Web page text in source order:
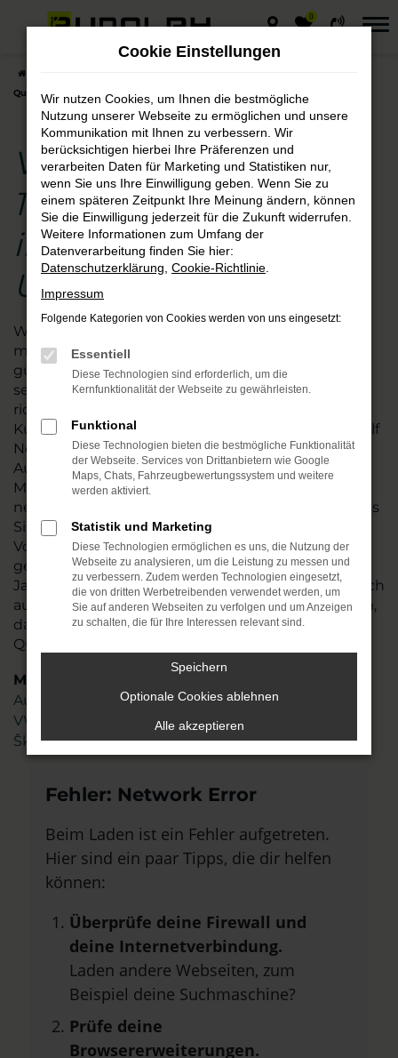
Zum
0
Qualität für Fahrten in Querfurt und Umgebung
VW Golf Neuwagen –
1a Qualität für Fahrten
in Querfurt und
Umgebung
Wer beim Autokauf auf der sicheren Seite sein
möchte, steigt in einen VW Golf Neuwagen zum
günstigen Preis. Wir vom Autohaus Rudolph sind
seit vielen Jahren auf diese Marke spezialisiert und
richten uns ausdrücklich auch an unsere
Kundschaft in Querfurt. Der Vorteil, den ein VW Golf
Neuwagen bietet, liegt in der individuellen
Ausstattung und der freien Auswahl hinsichtlich
Motorisierung, Lackierung und aller Extras. Wir
nennen es „Konfigurieren“ und meinen damit, dass
Sie exakt das Auto erhalten, das Ihren
Vorstellungen entspricht. Dabei beraten wir Sie
gern und bringen das Fachwissen aus mehr als 45
Jahren in der Automobilbranche ein. Freuen Sie sich
auf ein gut geschultes und hoch motiviertes Team,
das genau weiß, worauf es bei der Mobilität in
Querfurt ankommt
Marken
Audi
VW
Škoda
Fehler: Network Error
Beim Laden ist ein Fehler aufgetreten.
Hier sind ein paar Tipps, die dir helfen
können:
Überprüfe deine Firewall und
deine Internetverbindung.
Laden andere Webseiten, zum
Beispiel deine Suchmaschine?
Prüfe deine
Browsererweiterungen.
Cookie Einstellungen
Wir nutzen Cookies, um Ihnen die bestmögliche
Nutzung unserer Webseite zu ermöglichen und unsere
Kommunikation mit Ihnen zu verbessern. Wir
berücksichtigen hierbei Ihre Präferenzen und
verarbeiten Daten für Marketing und Statistiken nur,
wenn Sie uns Ihre Einwilligung geben. Wenn Sie zu
einem späteren Zeitpunkt Ihre Meinung ändern, können
Sie die Einwilligung jederzeit für die Zukunft widerrufen.
Weitere Informationen zum Umfang der
Datenverarbeitung finden Sie hier:
Datenschutzerklärung Cookie-Richtlinie
Impressum
Folgende Kategorien von Cookies werden von uns eingesetzt:
Essentiell
Diese Technologien sind erforderlich, um die
Kernfunktionalität der Webseite zu gewährleisten.
Funktional
Diese Technologien bieten die bestmögliche Funktionalität
der Webseite. Services von Drittanbietern wie Google
Maps, Chats, Fahrzeugbewertungssystem und weitere
werden aktiviert.
Statistik und Marketing
Diese Technologien ermöglichen es uns, die Nutzung der
Webseite zu analysieren, um die Leistung zu messen und
zu verbessern. Zudem werden Technologien eingesetzt,
die von dritten Werbetreibenden verwendet werden, um
Sie auf anderen Webseiten zu verfolgen und um Anzeigen
zu schalten, die für Ihre Interessen relevant sind.
Speichern
Optionale Cookies ablehnen
Alle akzeptieren